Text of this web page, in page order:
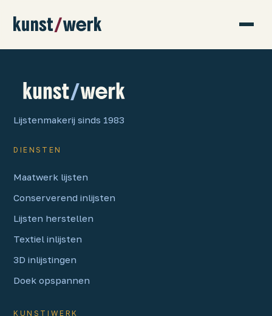
Lijstenmakerij sinds 1983
DIENSTEN
Maatwerk lijsten
Conserverend inlijsten
Lijsten herstellen
Textiel inlijsten
3D inlijstingen
Doek opspannen
KUNST|WERK